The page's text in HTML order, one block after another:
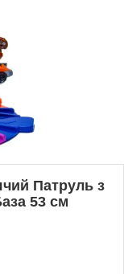
Патруль з
53 см